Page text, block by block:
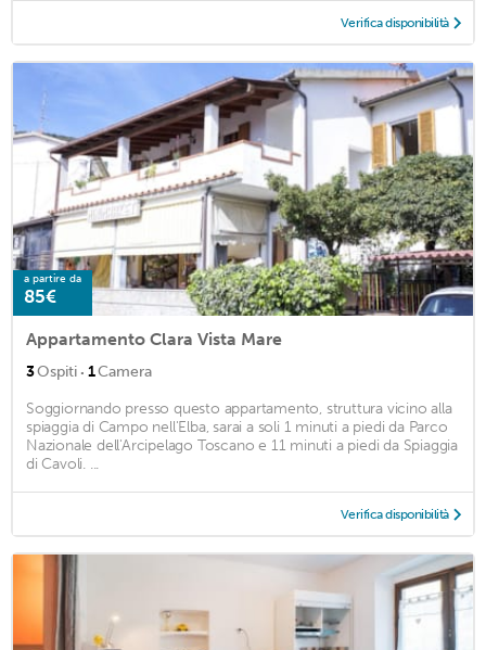
Verifica disponibilità
a partire da
85€
Appartamento Clara Vista Mare
3Ospiti · 1Camera
Soggiornando presso questo appartamento, struttura vicino alla
spiaggia di Campo nell'Elba, sarai a soli 1 minuti a piedi da Parco
Nazionale dell'Arcipelago Toscano e 11 minuti a piedi da Spiaggia
di Cavoli. ...
Verifica disponibilità